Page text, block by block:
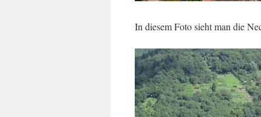
In diesem Foto sieht man die